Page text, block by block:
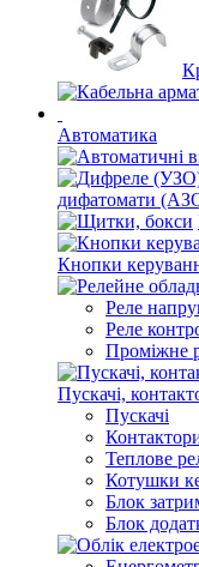
Автоматика
дифатомати
Кнопки
Реле
Реле
Проміжне
Пускачі,
Пускачі
Теплове
Котушки
Блок
Блок